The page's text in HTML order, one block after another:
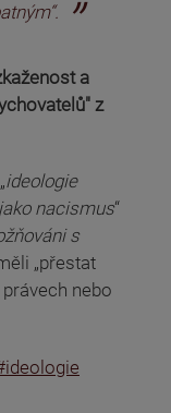
a
z
ideologie
nacismus“
s
„přestat
nebo